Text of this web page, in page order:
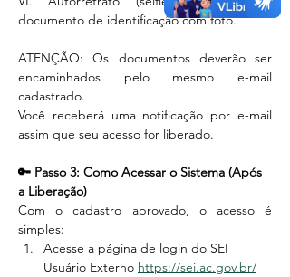
documento de identificação com foto.
ATENÇÃO: Os documentos deverão ser
encaminhados pelo mesmo e-mail
cadastrado.
Você receberá uma notificação por e-mail
assim que seu acesso for liberado.
🔑 Passo 3: Como Acessar o Sistema (Após
a Liberação)
Com o cadastro aprovado, o acesso é
simples:
Acesse a página de login do SEI
Usuário Externo https://sei.ac.gov.br/